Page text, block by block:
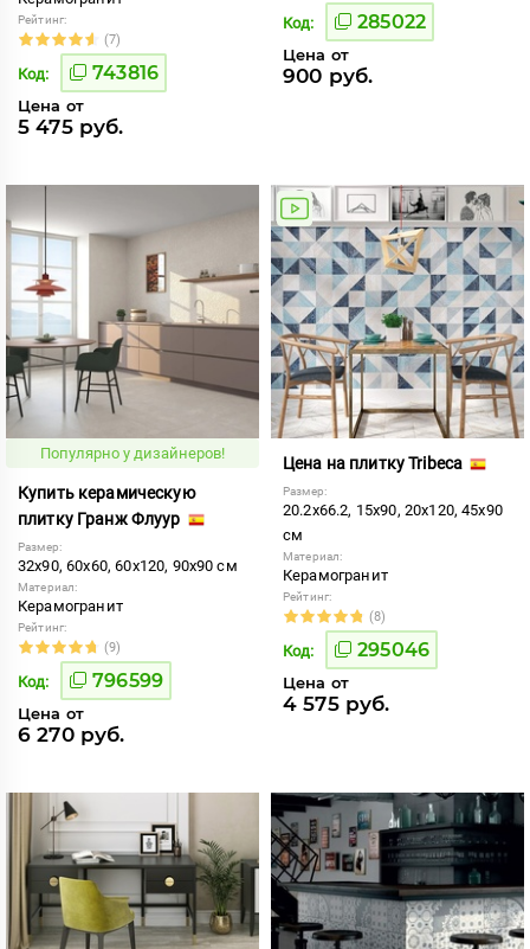
Рейтинг:
(7)
Код: 743816
Цена от
5 475 руб.
Код: 285022
Цена от
900 руб.
Популярно у дизайнеров!
Купить керамическую
плитку Гранж Флуур
Размер:
32x90, 60x60, 60x120, 90x90 см
Материал:
Керамогранит
Рейтинг:
(9)
Код: 796599
Цена от
6 270 руб.
Цена на плитку Tribeca
Размер:
20.2x66.2, 15x90, 20x120, 45x90
см
Материал:
Керамогранит
Рейтинг:
(8)
Код: 295046
Цена от
4 575 руб.